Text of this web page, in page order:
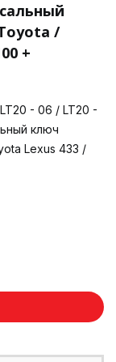
/
+
- 06 / LT20 -
ключ
Lexus 433 /